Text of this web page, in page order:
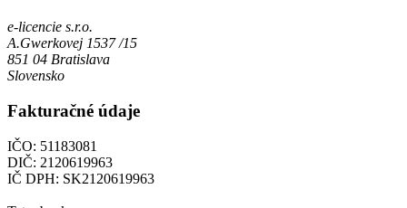
e-licencie s.r.o.
A.Gwerkovej 1537 /15
851 04 Bratislava
Slovensko
Fakturačné údaje
IČO: 51183081
DIČ: 2120619963
IČ DPH: SK2120619963